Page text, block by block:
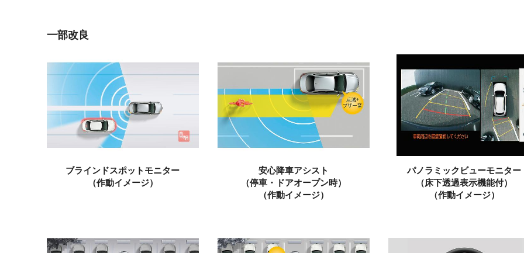
一部改良
ブラインドスポットモニター
（作動イメージ）
安心降車アシスト
（停車・ドアオープン時）
（作動イメージ）
パノラミックビューモニター
（床下透過表示機能付）
（作動イメージ）